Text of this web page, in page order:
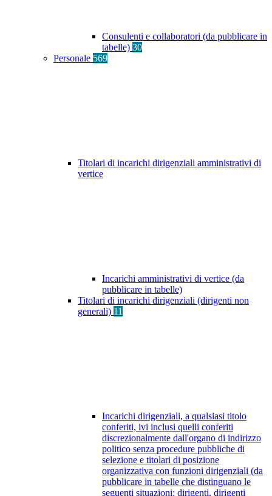
Consulenti e collaboratori (da pubblicare in
tabelle) 30
Personale 569
Titolari di incarichi dirigenziali amministrativi di
vertice
Incarichi amministrativi di vertice (da
pubblicare in tabelle)
Titolari di incarichi dirigenziali (dirigenti non
generali) 11
Incarichi dirigenziali, a qualsiasi titolo
conferiti, ivi inclusi quelli conferiti
discrezionalmente dall'organo di indirizzo
politico senza procedure pubbliche di
selezione e titolari di posizione
organizzativa con funzioni dirigenziali (da
pubblicare in tabelle che distinguano le
seguenti situazioni: dirigenti, dirigenti